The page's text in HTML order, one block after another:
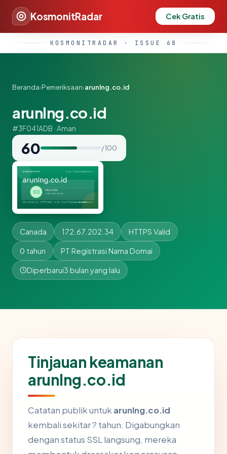
KosmonitRadar Cek Gratis
KOSMONITRADAR · ISSUE 68
Beranda›Pemeriksaan›arunlng.co.id
arunlng.co.id
#3F041ADB · Aman
60 / 100
Canada 172.67.202.34 HTTPS Valid
0 tahun PT Registrasi Nama Domai
Diperbarui3 bulan yang lalu
Tinjauan keamanan
arunlng.co.id
Catatan publik untuk arunlng.co.id
kembali sekitar ? tahun. Digabungkan
dengan status SSL langsung, mereka